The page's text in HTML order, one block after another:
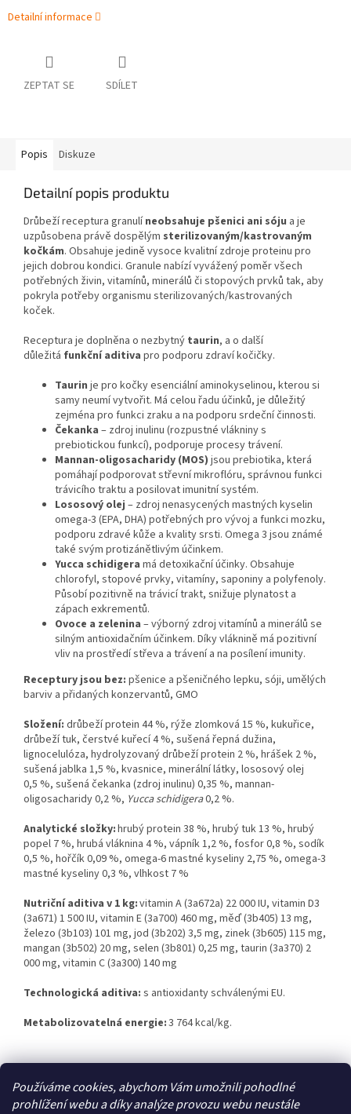
Používáme cookies, abychom Vám umožnili pohodlné
prohlížení webu a díky analýze provozu webu neustále
Detailní informace
ZEPTAT SE SDÍLET
Popis Diskuze
Detailní popis produktu
Drůbeží receptura granulí neobsahuje pšenici ani sóju a je
uzpůsobena právě dospělým sterilizovaným/kastrovaným
kočkám. Obsahuje jedině vysoce kvalitní zdroje proteinu pro
jejich dobrou kondici. Granule nabízí vyvážený poměr všech
potřebných živin, vitamínů, minerálů či stopových prvků tak, aby
pokryla potřeby organismu sterilizovaných/kastrovaných
koček.
Receptura je doplněna o nezbytný taurin, a o další
důležitá funkční aditiva pro podporu zdraví kočičky.
Taurin je pro kočky esenciální aminokyselinou, kterou si
samy neumí vytvořit. Má celou řadu účinků, je důležitý
zejména pro funkci zraku a na podporu srdeční činnosti.
Čekanka – zdroj inulinu (rozpustné vlákniny s
prebiotickou funkcí), podporuje procesy trávení.
Mannan-oligosacharidy (MOS) jsou prebiotika, která
pomáhají podporovat střevní mikroflóru, správnou funkci
trávicího traktu a posilovat imunitní systém.
Lososový olej – zdroj nenasycených mastných kyselin
omega-3 (EPA, DHA) potřebných pro vývoj a funkci mozku,
podporu zdravé kůže a kvality srsti. Omega 3 jsou známé
také svým protizánětlivým účinkem.
Yucca schidigera má detoxikační účinky. Obsahuje
chlorofyl, stopové prvky, vitamíny, saponiny a polyfenoly.
Působí pozitivně na trávicí trakt, snižuje plynatost a
zápach exkrementů.
Ovoce a zelenina – výborný zdroj vitamínů a minerálů se
silným antioxidačním účinkem. Díky vláknině má pozitivní
vliv na prostředí střeva a trávení a na posílení imunity.
Receptury jsou bez: pšenice a pšeničného lepku, sóji, umělých
barviv a přidaných konzervantů, GMO
Složení: drůbeží protein 44 %, rýže zlomková 15 %, kukuřice,
drůbeží tuk, čerstvé kuřecí 4 %, sušená řepná dužina,
lignocelulóza, hydrolyzovaný drůbeží protein 2 %, hrášek 2 %,
sušená jablka 1,5 %, kvasnice, minerální látky, lososový olej
0,5 %, sušená čekanka (zdroj inulinu) 0,35 %, mannan-
oligosacharidy 0,2 %, Yucca schidigera0,2 %.
Analytické složky:hrubý protein 38 %, hrubý tuk 13 %, hrubý
popel 7 %, hrubá vláknina 4 %, vápník 1,2 %, fosfor 0,8 %, sodík
0,5 %, hořčík 0,09 %, omega-6 mastné kyseliny 2,75 %, omega-3
mastné kyseliny 0,3 %, vlhkost 7 %
Nutriční aditiva v 1 kg:vitamin A (3a672a) 22 000 IU, vitamin D3
(3a671) 1 500 IU, vitamin E (3a700) 460 mg, měď (3b405) 13 mg,
železo (3b103) 101 mg, jod (3b202) 3,5 mg, zinek (3b605) 115 mg,
mangan (3b502) 20 mg, selen (3b801) 0,25 mg, taurin (3a370) 2
000 mg, vitamin C (3a300) 140 mg
Technologická aditiva: s antioxidanty schválenými EU.
Metabolizovatelná energie:3 764 kcal/kg.
Zboží.cz Heureka.cz